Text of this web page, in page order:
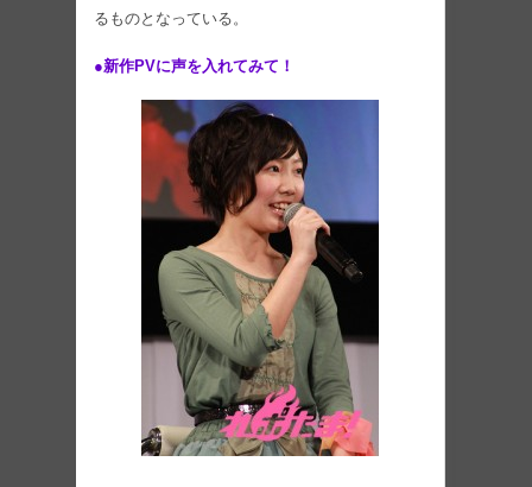
るものとなっている。
●新作PVに声を入れてみて！